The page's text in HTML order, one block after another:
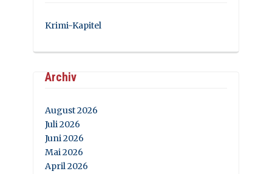
Krimi-Kapitel
Archiv
August 2026
Juli 2026
Juni 2026
Mai 2026
April 2026